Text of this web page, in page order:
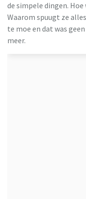
de simpele dingen.
Waarom spuugt ze
te moe en dat was
meer.